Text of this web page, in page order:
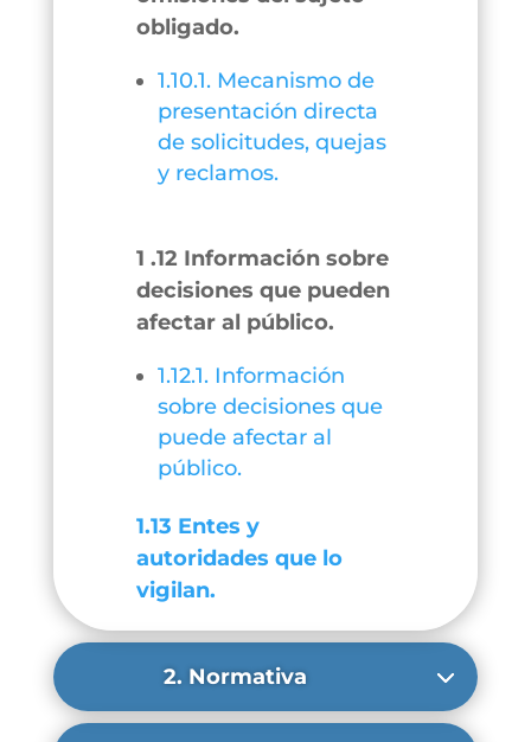
obligado.
1.10.1. Mecanismo de
presentación directa
de solicitudes, quejas
y reclamos.
1 .12 Información sobre
decisiones que pueden
afectar al público.
1.12.1. Información
sobre decisiones que
puede afectar al
público.
1.13 Entes y
autoridades que lo
vigilan.
2. Normativa